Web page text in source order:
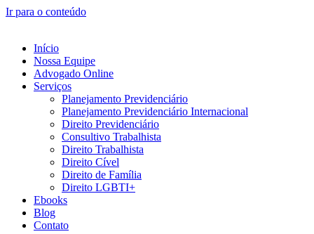
Ir para o conteúdo
Início
Nossa Equipe
Advogado Online
Serviços
Planejamento Previdenciário
Planejamento Previdenciário Internacional
Direito Previdenciário
Consultivo Trabalhista
Direito Trabalhista
Direito Cível
Direito de Família
Direito LGBTI+
Ebooks
Blog
Contato